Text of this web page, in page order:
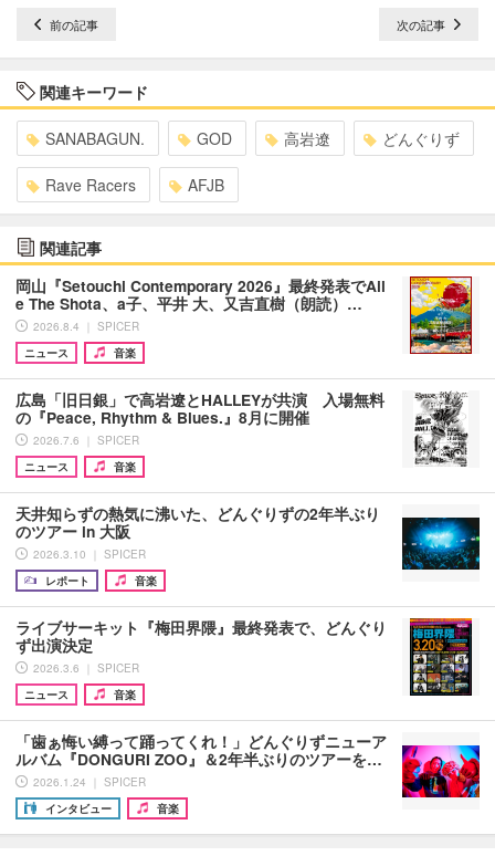
前の記事 次の記事
関連キーワード
SANABAGUN. GOD 高岩遼 どんぐりず
Rave Racers AFJB
関連記事
岡山『Setouchi Contemporary 2026』最終発表でAil
e The Shota、a子、平井 大、又吉直樹（朗読）…
2026.8.4 ｜ SPICER
ニュース
音楽
広島「旧日銀」で高岩遼とHALLEYが共演 入場無料
の『Peace, Rhythm & Blues.』8月に開催
2026.7.6 ｜ SPICER
ニュース
音楽
天井知らずの熱気に沸いた、どんぐりずの2年半ぶり
のツアー in 大阪
2026.3.10 ｜ SPICER
レポート
音楽
ライブサーキット『梅田界隈』最終発表で、どんぐり
ず出演決定
2026.3.6 ｜ SPICER
ニュース
音楽
「歯ぁ悔い縛って踊ってくれ！」どんぐりずニューア
ルバム『DONGURI ZOO』＆2年半ぶりのツアーを…
2026.1.24 ｜ SPICER
インタビュー
音楽